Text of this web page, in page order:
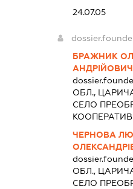
24.07.05
БРАЖНИК
АНДРІЙОВИЧ
ОБЛ.,
СЕЛО
ЧЕРНОВА
ОБЛ.,
СЕЛО